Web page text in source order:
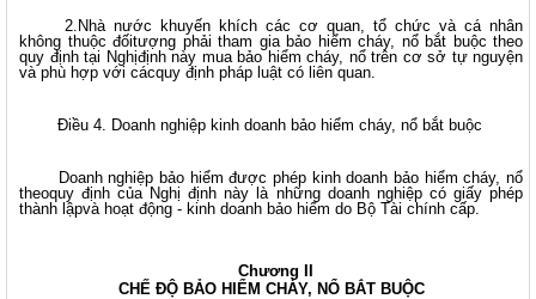
2.Nhà nước khuyến khích các cơ quan, tổ chức và cá nhân
không thuộc đốitượng phải tham gia bảo hiểm cháy, nổ bắt buộc theo
quy định tại Nghịđịnh này mua bảo hiểm cháy, nổ trên cơ sở tự nguyện
và phù hợp với cácquy định pháp luật có liên quan.
Điều 4. Doanh nghiệp kinh doanh bảo hiểm cháy, nổ bắt buộc
Doanh nghiệp bảo hiểm được phép kinh doanh bảo hiểm cháy, nổ
theoquy định của Nghị định này là những doanh nghiệp có giấy phép
thành lậpvà hoạt động - kinh doanh bảo hiểm do Bộ Tài chính cấp.
Chương II
CHẾ ĐỘ BẢO HIỂM CHÁY, NỔ BẮT BUỘC